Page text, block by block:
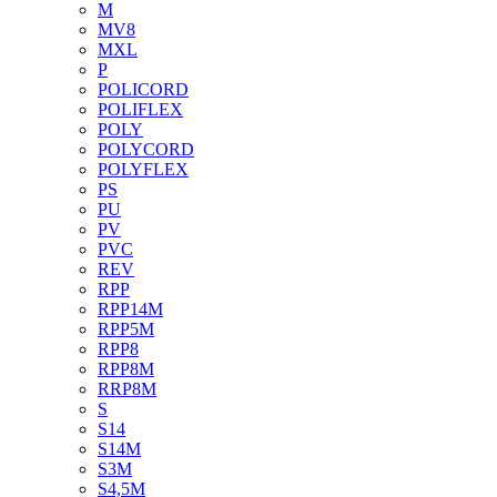
M
MV8
MXL
P
POLICORD
POLIFLEX
POLY
POLYCORD
POLYFLEX
PS
PU
PV
PVC
REV
RPP
RPP14M
RPP5M
RPP8
RPP8M
RRP8M
S
S14
S14M
S3M
S4,5M